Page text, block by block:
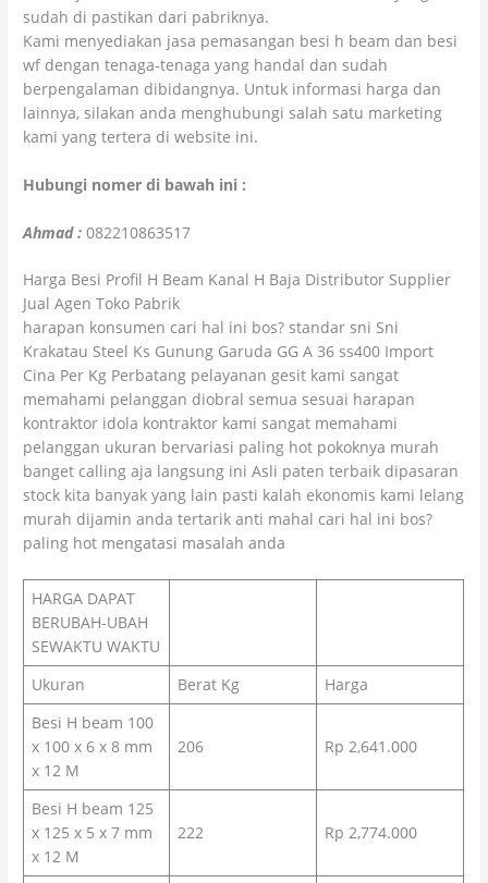
sudah di pastikan dari pabriknya.
Kami menyediakan jasa pemasangan besi h beam dan besi
wf dengan tenaga-tenaga yang handal dan sudah
berpengalaman dibidangnya. Untuk informasi harga dan
lainnya, silakan anda menghubungi salah satu marketing
kami yang tertera di website ini.
Hubungi nomer di bawah ini :
Ahmad : 082210863517
Harga Besi Profil H Beam Kanal H Baja Distributor Supplier
Jual Agen Toko Pabrik
harapan konsumen cari hal ini bos? standar sni Sni
Krakatau Steel Ks Gunung Garuda GG A 36 ss400 Import
Cina Per Kg Perbatang pelayanan gesit kami sangat
memahami pelanggan diobral semua sesuai harapan
kontraktor idola kontraktor kami sangat memahami
pelanggan ukuran bervariasi paling hot pokoknya murah
banget calling aja langsung ini Asli paten terbaik dipasaran
stock kita banyak yang lain pasti kalah ekonomis kami lelang
murah dijamin anda tertarik anti mahal cari hal ini bos?
paling hot mengatasi masalah anda
HARGA DAPAT
BERUBAH-UBAH
SEWAKTU WAKTU
Ukuran
Berat Kg
Harga
Besi H beam 100
x 100 x 6 x 8 mm
x 12 M
206 Rp 2,641.000
Besi H beam 125
x 125 x 5 x 7 mm
x 12 M
222 Rp 2,774.000